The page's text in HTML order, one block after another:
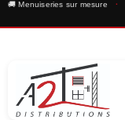
🚚 Menuiseries sur mesure ·